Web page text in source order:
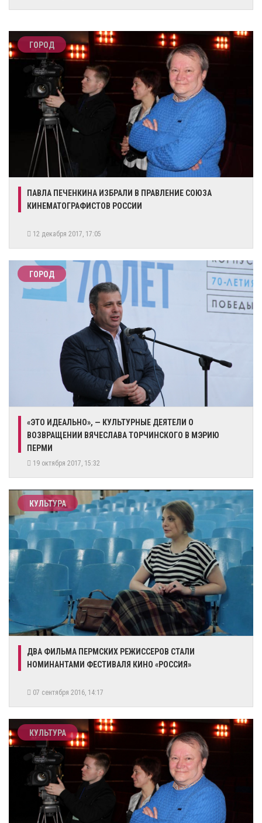
ГОРОД
ПАВЛА ПЕЧЕНКИНА ИЗБРАЛИ В ПРАВЛЕНИЕ СОЮЗА
КИНЕМАТОГРАФИСТОВ РОССИИ
12 декабря 2017, 17:05
ГОРОД
«ЭТО ИДЕАЛЬНО», — КУЛЬТУРНЫЕ ДЕЯТЕЛИ О
ВОЗВРАЩЕНИИ ВЯЧЕСЛАВА ТОРЧИНСКОГО В МЭРИЮ
ПЕРМИ
19 октября 2017, 15:32
КУЛЬТУРА
ДВА ФИЛЬМА ПЕРМСКИХ РЕЖИССЕРОВ СТАЛИ
НОМИНАНТАМИ ФЕСТИВАЛЯ КИНО «РОССИЯ»
07 сентября 2016, 14:17
КУЛЬТУРА